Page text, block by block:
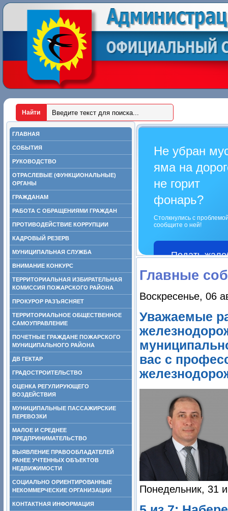
ГЛАВНАЯ
СОБЫТИЯ
РУКОВОДСТВО
ОТРАСЛЕВЫЕ (ФУНКЦИОНАЛЬНЫЕ)
ОРГАНЫ
ГРАЖДАНАМ
РАБОТА С ОБРАЩЕНИЯМИ ГРАЖДАН
ПРОТИВОДЕЙСТВИЕ КОРРУПЦИИ
КАДРОВЫЙ РЕЗЕРВ
МУНИЦИПАЛЬНАЯ СЛУЖБА
ВНИМАНИЕ КОНКУРС
ТЕРРИТОРИАЛЬНАЯ ИЗБИРАТЕЛЬНАЯ
КОМИССИЯ ПОЖАРСКОГО РАЙОНА
ПРОКУРОР РАЗЪЯСНЯЕТ
ТЕРРИТОРИАЛЬНОЕ ОБЩЕСТВЕННОЕ
САМОУПРАВЛЕНИЕ
ПОЧЕТНЫЕ ГРАЖДАНЕ ПОЖАРСКОГО
МУНИЦИПАЛЬНОГО РАЙОНА
ДВ ГЕКТАР
ГРАДОСТРОИТЕЛЬСТВО
ОЦЕНКА РЕГУЛИРУЮЩЕГО
ВОЗДЕЙСТВИЯ
МУНИЦИПАЛЬНЫЕ ПАССАЖИРСКИЕ
ПЕРЕВОЗКИ
МАЛОЕ И СРЕДНЕЕ
ПРЕДПРИНИМАТЕЛЬСТВО
ВЫЯВЛЕНИЕ ПРАВООБЛАДАТЕЛЕЙ
РАНЕЕ УЧТЕННЫХ ОБЪЕКТОВ
НЕДВИЖИМОСТИ
СОЦИАЛЬНО ОРИЕНТИРОВАННЫЕ
НЕКОММЕРЧЕСКИЕ ОРГАНИЗАЦИИ
КОНТАКТНАЯ ИНФОРМАЦИЯ
Не убран
яма на
не горит
фонарь?
Столкнулись с
сообщите о ней!
Подать
Главные
Воскресенье, 06
Уважаемые
вас с
Понедельник, 31